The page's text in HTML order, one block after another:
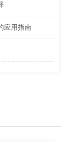
应用指南